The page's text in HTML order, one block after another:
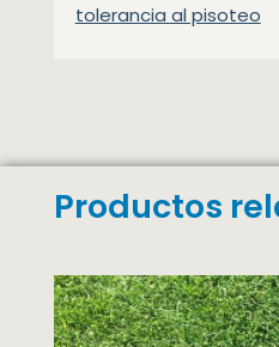
tolerancia al pisoteo
Productos